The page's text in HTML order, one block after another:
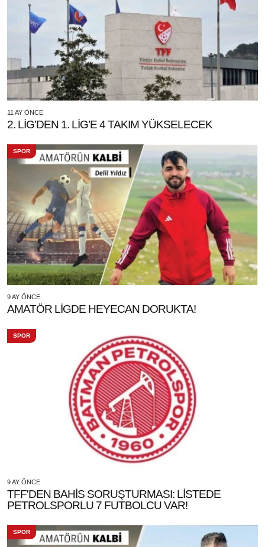
11 AY ÖNCE
2. LİG’DEN 1. LİG’E 4 TAKIM YÜKSELECEK
SPOR
9 AY ÖNCE
AMATÖR LİGDE HEYECAN DORUKTA!
SPOR
9 AY ÖNCE
TFF'DEN BAHİS SORUŞTURMASI: LİSTEDE
PETROLSPORLU 7 FUTBOLCU VAR!
SPOR